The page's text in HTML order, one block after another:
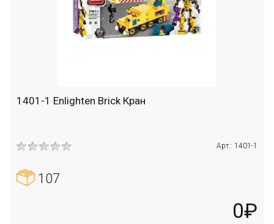
1401-1 Enlighten Brick Кран
Арт.: 1401-1
107
0₽